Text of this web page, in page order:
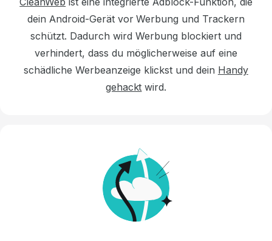
dein Android-Gerät vor Werbung und Trackern
schützt. Dadurch wird Werbung blockiert und
verhindert, dass du möglicherweise auf eine
schädliche Werbeanzeige klickst und dein Handy
gehackt wird.